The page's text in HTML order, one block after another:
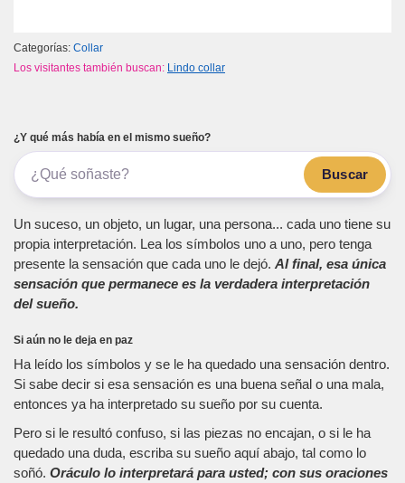
Categorías: Collar
Los visitantes también buscan: Lindo collar
¿Y qué más había en el mismo sueño?
Buscar
Un suceso, un objeto, un lugar, una persona... cada uno tiene su
propia interpretación. Lea los símbolos uno a uno, pero tenga
presente la sensación que cada uno le dejó. Al final, esa única
sensación que permanece es la verdadera interpretación
del sueño.
Si aún no le deja en paz
Ha leído los símbolos y se le ha quedado una sensación dentro.
Si sabe decir si esa sensación es una buena señal o una mala,
entonces ya ha interpretado su sueño por su cuenta.
Pero si le resultó confuso, si las piezas no encajan, o si le ha
quedado una duda, escriba su sueño aquí abajo, tal como lo
soñó. Oráculo lo interpretará para usted; con sus oraciones